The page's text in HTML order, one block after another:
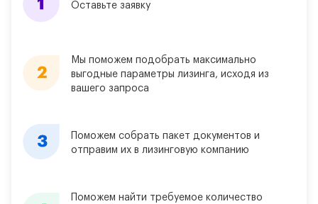
Оставьте заявку
Мы поможем подобрать максимально
выгодные параметры лизинга, исходя из
вашего запроса
Поможем собрать пакет документов и
отправим их в лизинговую компанию
Поможем найти требуемое количество